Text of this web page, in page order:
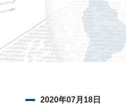
2020年07月18日